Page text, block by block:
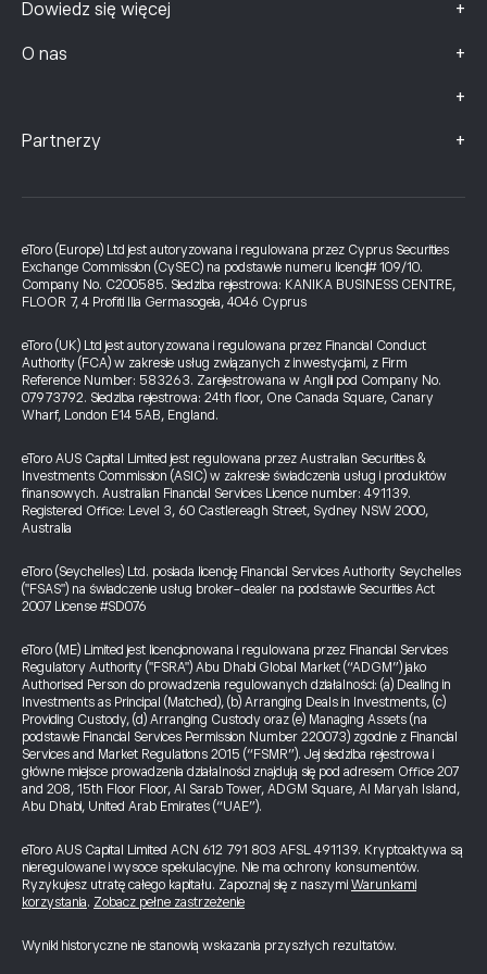
Dowiedz się więcej +
O nas +
+
Partnerzy +
eToro (Europe) Ltd jest autoryzowana i regulowana przez Cyprus Securities
Exchange Commission (CySEC) na podstawie numeru licencji# 109/10.
Company No. C200585. Siedziba rejestrowa: KANIKA BUSINESS CENTRE,
FLOOR 7, 4 Profiti Ilia Germasogeia, 4046 Cyprus
eToro (UK) Ltd jest autoryzowana i regulowana przez Financial Conduct
Authority (FCA) w zakresie usług związanych z inwestycjami, z Firm
Reference Number: 583263. Zarejestrowana w Anglii pod Company No.
07973792. Siedziba rejestrowa: 24th floor, One Canada Square, Canary
Wharf, London E14 5AB, England.
eToro AUS Capital Limited jest regulowana przez Australian Securities &
Investments Commission (ASIC) w zakresie świadczenia usług i produktów
finansowych. Australian Financial Services Licence number: 491139.
Registered Office: Level 3, 60 Castlereagh Street, Sydney NSW 2000,
Australia
eToro (Seychelles) Ltd. posiada licencję Financial Services Authority Seychelles
("FSAS") na świadczenie usług broker-dealer na podstawie Securities Act
2007 License #SD076
eToro (ME) Limited jest licencjonowana i regulowana przez Financial Services
Regulatory Authority ("FSRA") Abu Dhabi Global Market (“ADGM”) jako
Authorised Person do prowadzenia regulowanych działalności: (a) Dealing in
Investments as Principal (Matched), (b) Arranging Deals in Investments, (c)
Providing Custody, (d) Arranging Custody oraz (e) Managing Assets (na
podstawie Financial Services Permission Number 220073) zgodnie z Financial
Services and Market Regulations 2015 (“FSMR”). Jej siedziba rejestrowa i
główne miejsce prowadzenia działalności znajdują się pod adresem Office 207
and 208, 15th Floor Floor, Al Sarab Tower, ADGM Square, Al Maryah Island,
Abu Dhabi, United Arab Emirates (“UAE”).
eToro AUS Capital Limited ACN 612 791 803 AFSL 491139. Kryptoaktywa są
nieregulowane i wysoce spekulacyjne. Nie ma ochrony konsumentów.
Ryzykujesz utratę całego kapitału. Zapoznaj się z naszymi Warunkami
korzystania. Zobacz pełne zastrzeżenie
Wyniki historyczne nie stanowią wskazania przyszłych rezultatów.